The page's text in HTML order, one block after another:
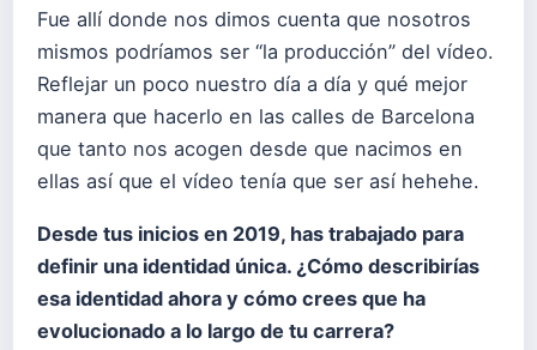
Fue allí donde nos dimos cuenta que nosotros
mismos podríamos ser “la producción” del vídeo.
Reflejar un poco nuestro día a día y qué mejor
manera que hacerlo en las calles de Barcelona
que tanto nos acogen desde que nacimos en
ellas así que el vídeo tenía que ser así hehehe.
Desde tus inicios en 2019, has trabajado para
definir una identidad única. ¿Cómo describirías
esa identidad ahora y cómo crees que ha
evolucionado a lo largo de tu carrera?